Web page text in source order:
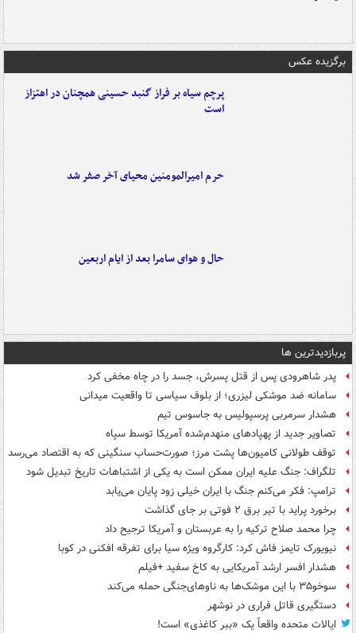
برگزیده عکس
پرچم سیاه بر فراز گنبد حسینی همچنان در اهتزاز
است
حرم امیرالمومنین محیای آخر صفر شد
حال و هوای سامرا بعد از ایام اربعین
پربازدیدترین ها
پدر شاهرودی پس از قتل پسرش، جسد را در چاه مخفی کرد
سامانه ضد موشکی لیزری؛ از بلوف سیاسی تا واقعیت میدانی
هشدار سرمربی پرسپولیس به جاسوس تیم
تصاویر جدید از پهپادهای منهدم‌شده آمریکا توسط سپاه
توقف طولانی کامیون‌ها پشت مرز؛ صورت‌حساب سنگینی که به اقتصاد می‌رسد
تلگراف: جنگ علیه ایران ممکن است به یکی از اشتباهات تاریخ تبدیل شود
ترامپ: فکر می‌کنم جنگ با ایران خیلی زود پایان می‌یابد
برخورد پراید با تیر برق ۲ فوتی بر جای گذاشت
چرا محمد صلاح ترکیه را به عربستان و آمریکا ترجیح داد
نیویورک تایمز فاش کرد: کارگروه ویژه سیا برای تفرقه افکنی در کوبا
هشدار افسر ارشد آمریکایی به کاخ سفید +فیلم
سوخو۳۵ با این موشک‌ها به ناوهای‌جنگی حمله می‌کند
دستگیری قاتل فراری در نوشهر
ایالات متحده واقعاً یک «ببر کاغذی» است!